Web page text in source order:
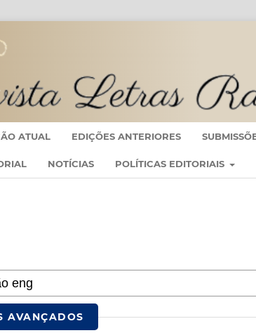
ATUAL EDIÇÕES ANTERIORES
NOTÍCIAS POLÍTICAS EDITORIAIS
AVANÇADOS